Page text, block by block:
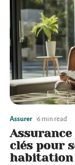
Assurer 6 min read
clés pour
habitation